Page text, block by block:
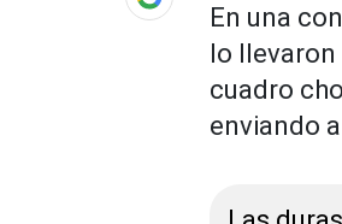
En una
lo llevaron
cuadro
enviando